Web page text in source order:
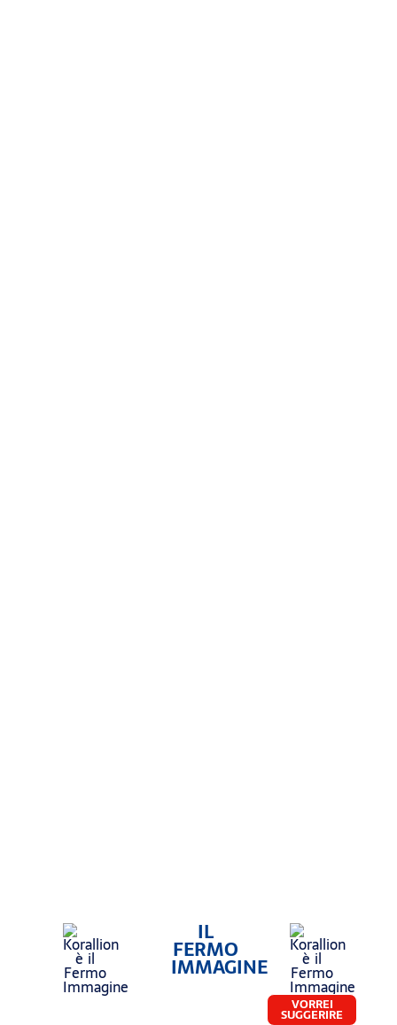
IL
FERMO
IMMAGINE
VORREI
SUGGERIRE